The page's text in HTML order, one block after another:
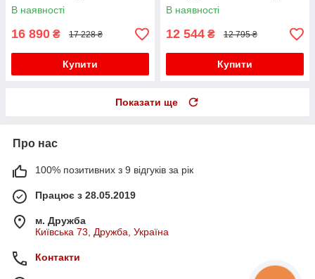
В наявності
16 890 ₴ 17 228 ₴
Купити
В наявності
12 544 ₴ 12 795 ₴
Купити
Показати ще
Про нас
100% позитивних з 9 відгуків за рік
Працює з 28.05.2019
м. Дружба
Київська 73, Дружба, Україна
Контакти